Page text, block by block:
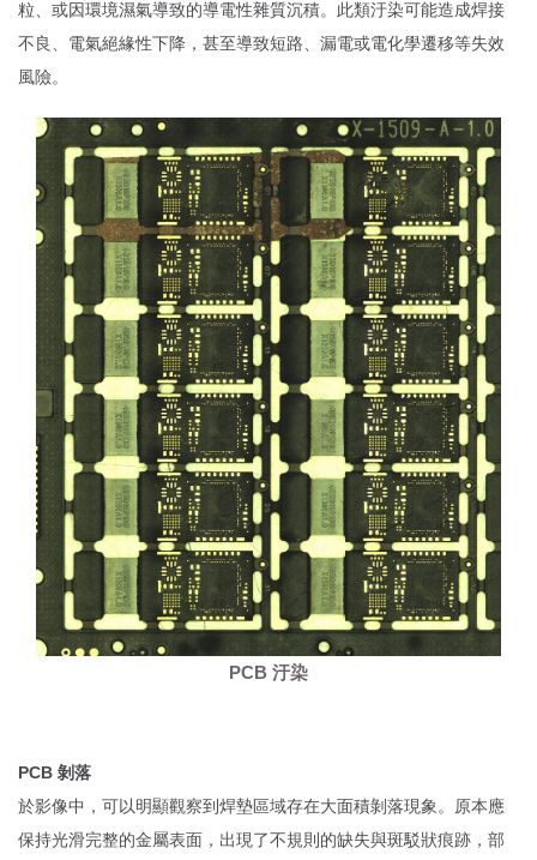
粒、或因環境濕氣導致的導電性雜質沉積。此類汙染可能造成焊接
不良、電氣絕緣性下降，甚至導致短路、漏電或電化學遷移等失效
風險。
PCB 汙染
PCB 剝落
於影像中，可以明顯觀察到焊墊區域存在大面積剝落現象。原本應
保持光滑完整的金屬表面，出現了不規則的缺失與斑駁狀痕跡，部